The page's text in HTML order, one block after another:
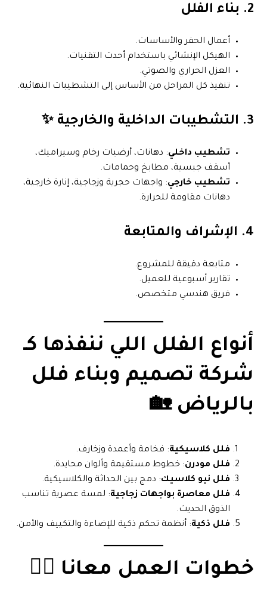
2. بناء الفلل
أعمال الحفر والأساسات.
الهيكل الإنشائي باستخدام أحدث التقنيات.
العزل الحراري والصوتي.
تنفيذ كل المراحل من الأساس إلى التشطيبات النهائية.
3. التشطيبات الداخلية والخارجية ✨
تشطيب داخلي: دهانات، أرضيات رخام وسيراميك،
أسقف جبسية، مطابخ وحمامات.
تشطيب خارجي: واجهات حجرية وزجاجية، إنارة خارجية،
دهانات مقاومة للحرارة.
4. الإشراف والمتابعة
متابعة دقيقة للمشروع.
تقارير أسبوعية للعميل.
فريق هندسي متخصص.
أنواع الفلل اللي ننفذها كـ
شركة تصميم وبناء فلل
بالرياض 🏡
فلل كلاسيكية: فخامة وأعمدة وزخارف.
فلل مودرن: خطوط مستقيمة وألوان محايدة.
فلل نيو كلاسيك: دمج بين الحداثة والكلاسيكية.
فلل معاصرة بواجهات زجاجية: لمسة عصرية تناسب
الذوق الحديث.
فلل ذكية: أنظمة تحكم ذكية للإضاءة والتكييف والأمن.
خطوات العمل معانا 👷‍♂️